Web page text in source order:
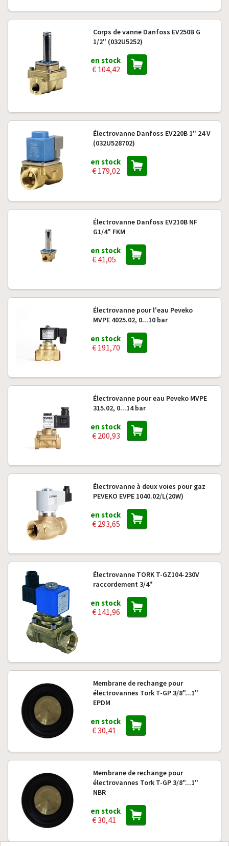
Corps de vanne Danfoss EV250B G
1/2" (032U5252)
en stock
€ 104,42
Électrovanne Danfoss EV220B 1" 24 V
(032U528702)
en stock
€ 179,02
Électrovanne Danfoss EV210B NF
G1/4" FKM
en stock
€ 41,05
Électrovanne pour l'eau Peveko
MVPE 4025.02, 0...10 bar
en stock
€ 191,70
Électrovanne pour eau Peveko MVPE
315.02, 0...14 bar
en stock
€ 200,93
Électrovanne à deux voies pour gaz
PEVEKO EVPE 1040.02/L(20W)
en stock
€ 293,65
Électrovanne TORK T-GZ104-230V
raccordement 3/4"
en stock
€ 141,96
Membrane de rechange pour
électrovannes Tork T-GP 3/8"...1"
EPDM
en stock
€ 30,41
Membrane de rechange pour
électrovannes Tork T-GP 3/8"...1"
NBR
en stock
€ 30,41